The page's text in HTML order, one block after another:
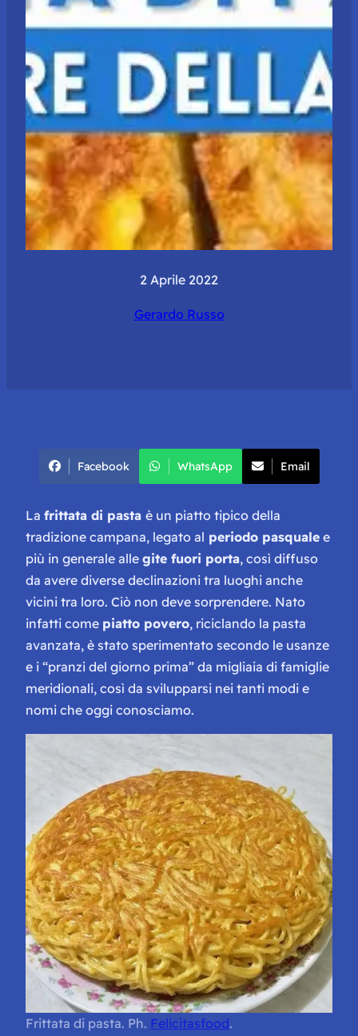
2 Aprile 2022
Gerardo Russo
Facebook WhatsApp Email
La frittata di pasta è un piatto tipico della
tradizione campana, legato al periodo pasquale e
più in generale alle gite fuori porta, così diffuso
da avere diverse declinazioni tra luoghi anche
vicini tra loro. Ciò non deve sorprendere. Nato
infatti come piatto povero, riciclando la pasta
avanzata, è stato sperimentato secondo le usanze
e i “pranzi del giorno prima” da migliaia di famiglie
meridionali, così da svilupparsi nei tanti modi e
nomi che oggi conosciamo.
Frittata di pasta. Ph. Felicitasfood.